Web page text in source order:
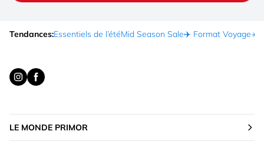
Tendances:Essentiels de l’étéMid Season Sale✈️ Format Voyage☀️
LE MONDE PRIMOR